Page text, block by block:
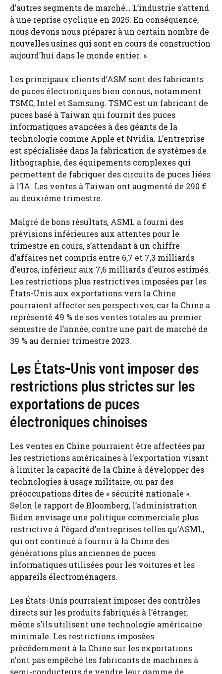
d’autres segments de marché… L’industrie s’attend
à une reprise cyclique en 2025. En conséquence,
nous devons nous préparer à un certain nombre de
nouvelles usines qui sont en cours de construction
aujourd’hui dans le monde entier. »
Les principaux clients d’ASM sont des fabricants
de puces électroniques bien connus, notamment
TSMC, Intel et Samsung. TSMC est un fabricant de
puces basé à Taiwan qui fournit des puces
informatiques avancées à des géants de la
technologie comme Apple et Nvidia. L’entreprise
est spécialisée dans la fabrication de systèmes de
lithographie, des équipements complexes qui
permettent de fabriquer des circuits de puces liées
à l’IA. Les ventes à Taiwan ont augmenté de 290 €
au deuxième trimestre.
Malgré de bons résultats, ASML a fourni des
prévisions inférieures aux attentes pour le
trimestre en cours, s’attendant à un chiffre
d’affaires net compris entre 6,7 et 7,3 milliards
d’euros, inférieur aux 7,6 milliards d’euros estimés.
Les restrictions plus restrictives imposées par les
États-Unis aux exportations vers la Chine
pourraient affecter ses perspectives, car la Chine a
représenté 49 % de ses ventes totales au premier
semestre de l’année, contre une part de marché de
39 % au dernier trimestre 2023.
Les États-Unis vont imposer des
restrictions plus strictes sur les
exportations de puces
électroniques chinoises
Les ventes en Chine pourraient être affectées par
les restrictions américaines à l’exportation visant
à limiter la capacité de la Chine à développer des
technologies à usage militaire, ou par des
préoccupations dites de « sécurité nationale ».
Selon le rapport de Bloomberg, l’administration
Biden envisage une politique commerciale plus
restrictive à l’égard d’entreprises telles qu’ASML,
qui ont continué à fournir à la Chine des
générations plus anciennes de puces
informatiques utilisées pour les voitures et les
appareils électroménagers.
Les États-Unis pourraient imposer des contrôles
directs sur les produits fabriqués à l’étranger,
même s’ils utilisent une technologie américaine
minimale. Les restrictions imposées
précédemment à la Chine sur les exportations
n’ont pas empêché les fabricants de machines à